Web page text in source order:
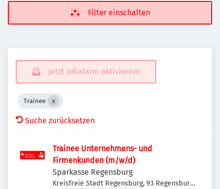
Filter einschalten
Jetzt Jobalarm aktivieren!
Trainee
Suche zurücksetzen
Trainee Unternehmens- und
Firmenkunden (m/w/d)
Sparkasse Regensburg
Kreisfreie Stadt Regensburg, 93 Regensburg,